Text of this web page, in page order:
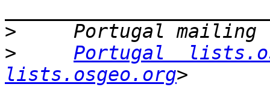
>
>
Portugal
lists.osgeo.org